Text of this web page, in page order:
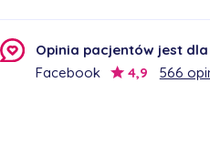
Opinia pacjentów jest
Facebook
4,9 566